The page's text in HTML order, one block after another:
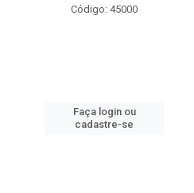
Código: 45000
Faça login ou
cadastre-se